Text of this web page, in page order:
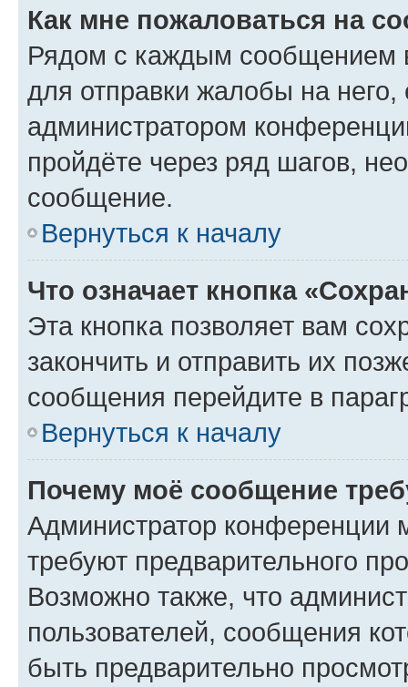
Как мне пожаловаться на
Рядом с каждым сообщением
для отправки жалобы на
администратором
пройдёте через ряд шагов,
сообщение.
Вернуться к началу
Что означает кнопка
Эта кнопка позволяет вам
закончить и отправить их
сообщения перейдите в
Вернуться к началу
Почему моё сообщение
Администратор конференции
требуют предварительного
Возможно также, что
пользователей, сообщения
быть предварительно